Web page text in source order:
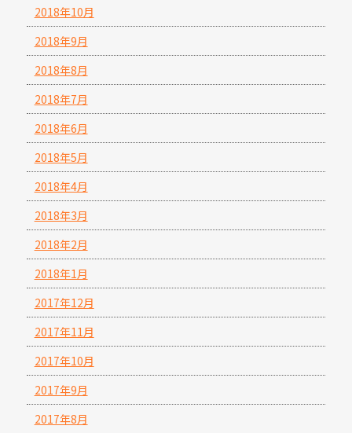
2018年10月
2018年9月
2018年8月
2018年7月
2018年6月
2018年5月
2018年4月
2018年3月
2018年2月
2018年1月
2017年12月
2017年11月
2017年10月
2017年9月
2017年8月